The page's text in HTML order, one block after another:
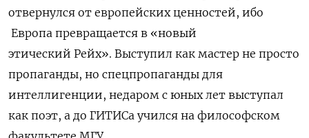
отвернулся от европейских ценностей, ибо
Европа превращается в «новый
этический Рейх». Выступил как мастер не просто
пропаганды, но спецпропаганды для
интеллигенции, недаром с юных лет выступал
как поэт, а до ГИТИСа учился на философском